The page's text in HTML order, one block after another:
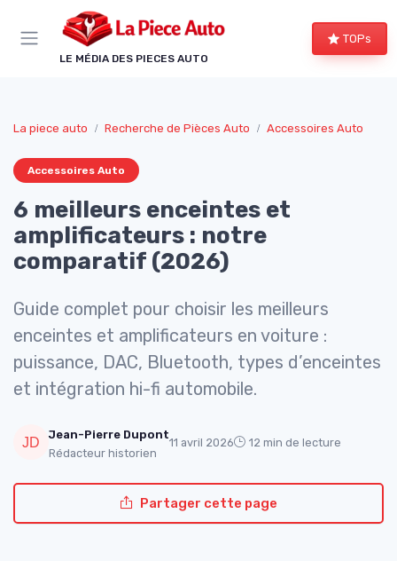
LE MÉDIA DES PIECES AUTO
TOPs
La piece auto Recherche de Pièces Auto Accessoires Auto
Accessoires Auto
6 meilleurs enceintes et
amplificateurs : notre
comparatif (2026)
Guide complet pour choisir les meilleurs
enceintes et amplificateurs en voiture :
puissance, DAC, Bluetooth, types d’enceintes
et intégration hi-fi automobile.
Jean-Pierre Dupont
Rédacteur historien
11 avril 2026 12 min de lecture
Partager cette page
Panneau de gestion des cookies